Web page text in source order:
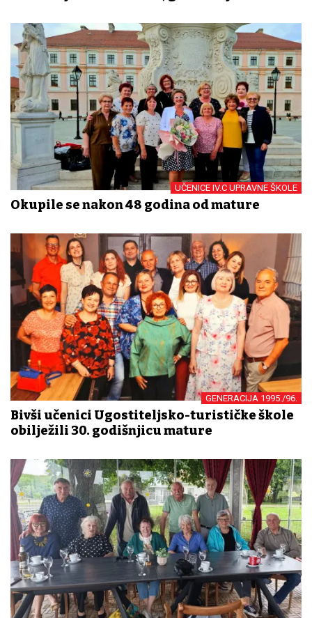
UČENICE IV.C UPRAVNE ŠKOLE
Okupile se nakon 48 godina od mature
GENERACIJA 1995./96.
Bivši učenici Ugostiteljsko-turističke škole
obilježili 30. godišnjicu mature